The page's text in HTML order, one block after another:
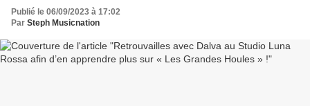
Publié le 06/09/2023 à 17:02
Par Steph Musicnation